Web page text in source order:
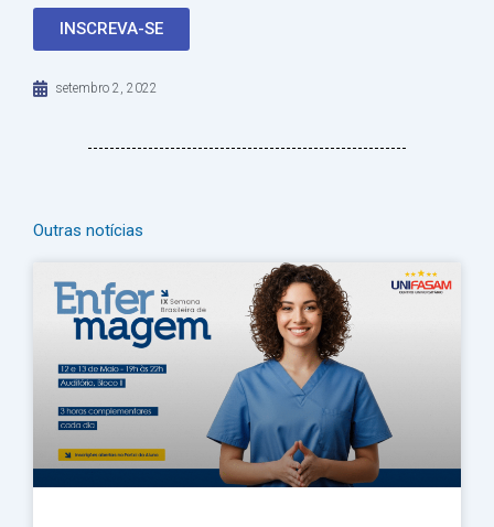
INSCREVA-SE
setembro 2, 2022
Outras notícias
PáginaPáginaPágina
PáginaPágina